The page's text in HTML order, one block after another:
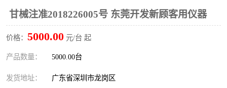
甘械注准2018226005号 东莞开发新顾客用仪器
价格： 5000.00 元/台 起
产品数量： 5000.00台
发货地址： 广东省深圳市龙岗区